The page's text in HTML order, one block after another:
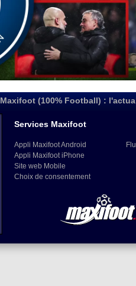
Maxifoot (100% Football) :
Services Maxifoot
Appli Maxifoot Android
Appli Maxifoot iPhone
Site web Mobile
Choix de consentement